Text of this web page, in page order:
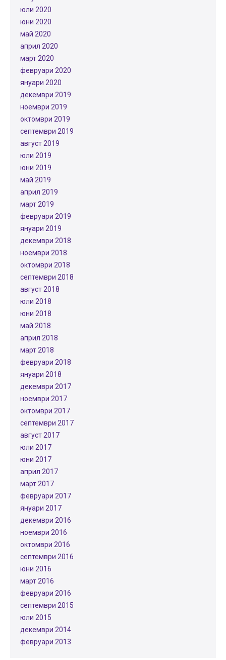
юли 2020
юни 2020
май 2020
април 2020
март 2020
февруари 2020
януари 2020
декември 2019
ноември 2019
октомври 2019
септември 2019
август 2019
юли 2019
юни 2019
май 2019
април 2019
март 2019
февруари 2019
януари 2019
декември 2018
ноември 2018
октомври 2018
септември 2018
август 2018
юли 2018
юни 2018
май 2018
април 2018
март 2018
февруари 2018
януари 2018
декември 2017
ноември 2017
октомври 2017
септември 2017
август 2017
юли 2017
юни 2017
април 2017
март 2017
февруари 2017
януари 2017
декември 2016
ноември 2016
октомври 2016
септември 2016
юни 2016
март 2016
февруари 2016
септември 2015
юли 2015
декември 2014
февруари 2013